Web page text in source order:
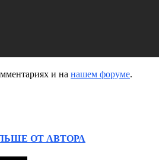
и на нашем форуме.
ОТ АВТОРА